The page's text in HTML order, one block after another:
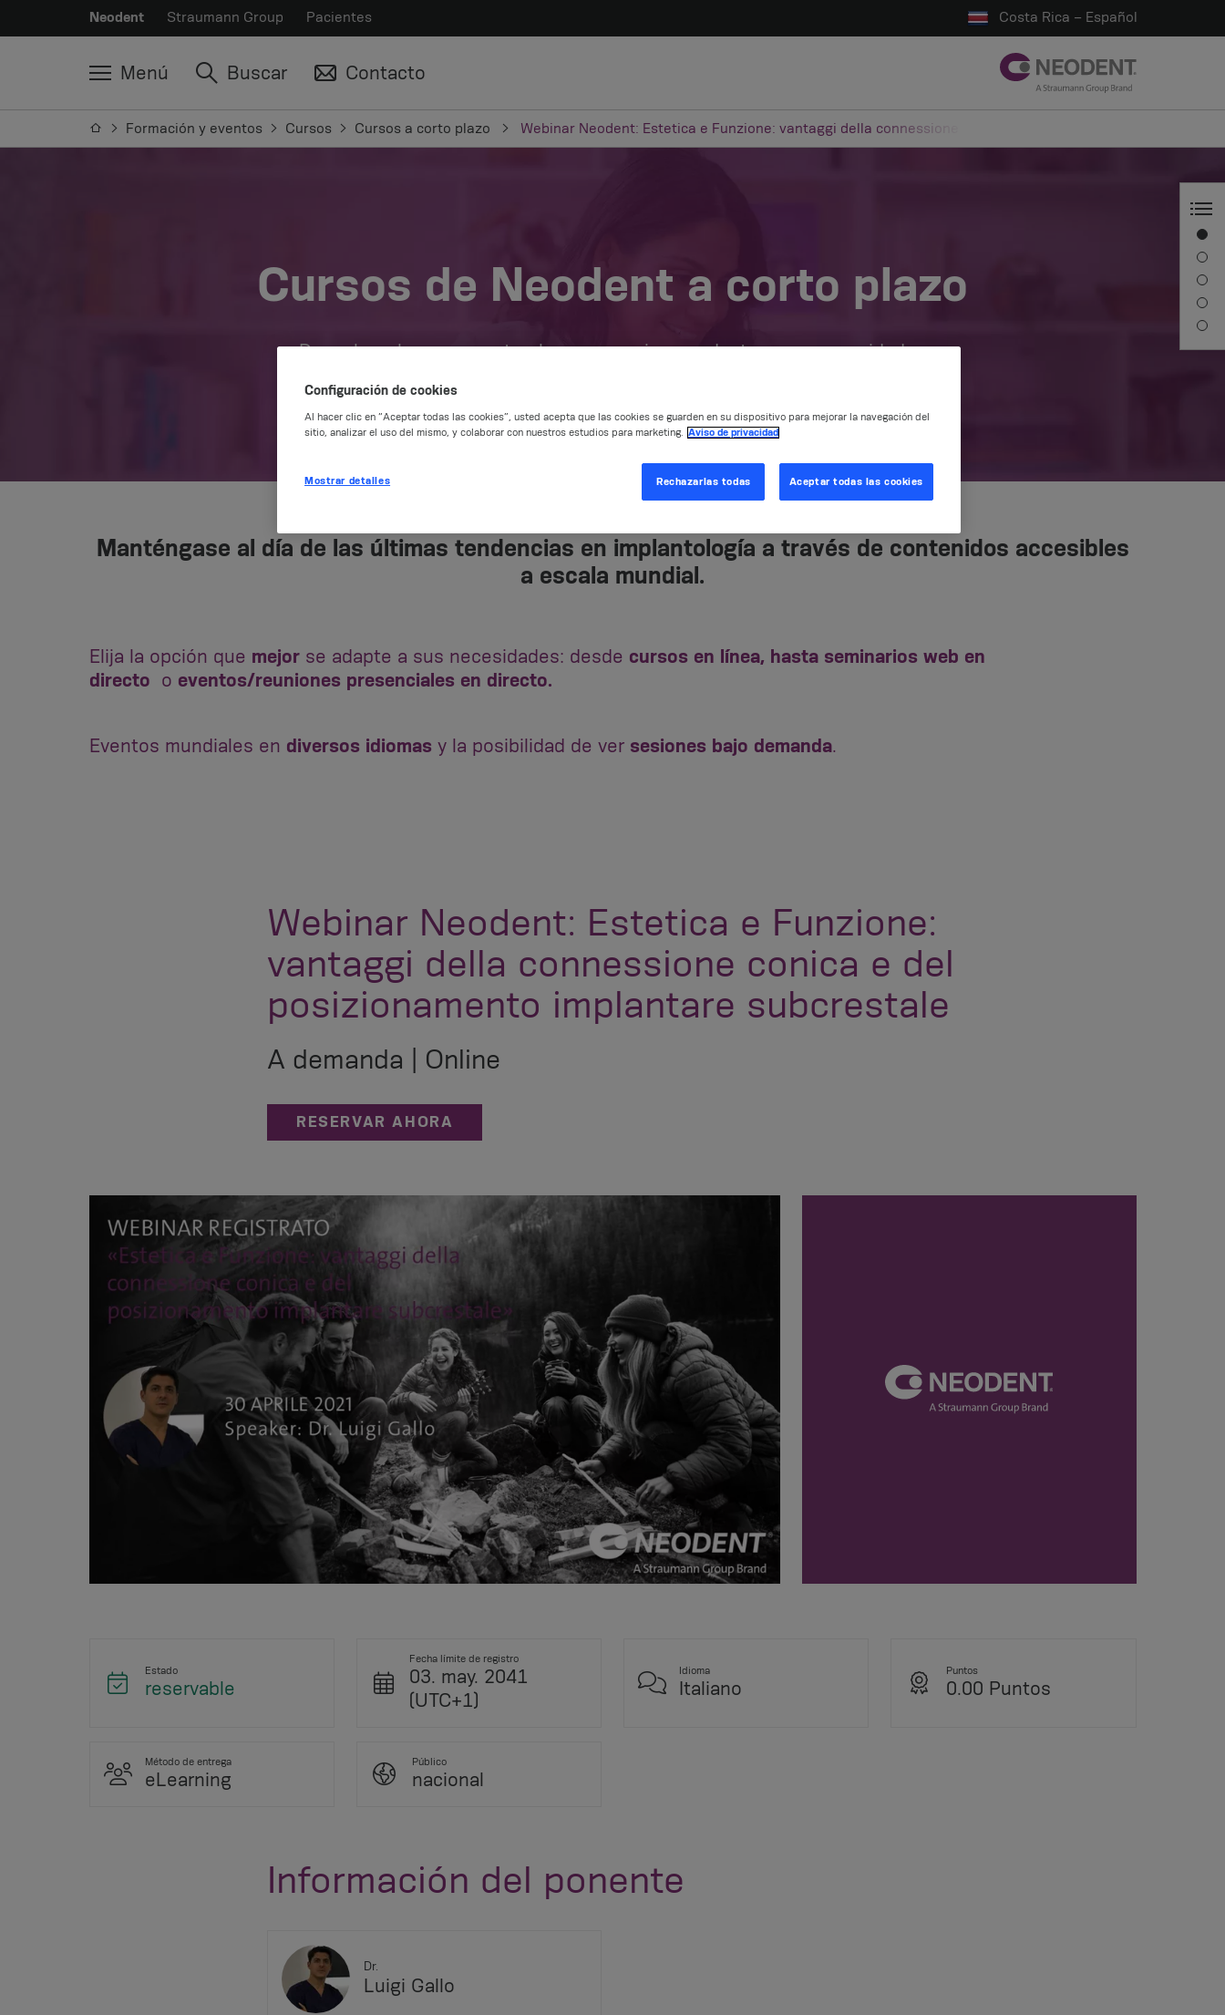
Neodent Straumann Group Pacientes Costa Rica – Español
Menú Buscar Contacto
Formación y eventos Cursos Cursos a corto plazo Webinar Neodent: Estetica e Funzione: vantaggi della connessione conica e del posizionamento
Cursos de Neodent a corto plazo
Descubra el curso a corto plazo que mejor se adapte a sus necesidades
Manténgase al día de las últimas tendencias en implantología a través de contenidos accesibles
a escala mundial.
Elija la opción que mejorse adapte a sus necesidades: desde cursos en línea, hasta seminarios web en
directo
o eventos/reuniones presenciales en directo.
Eventos mundiales en diversos idiomas y la posibilidad de ver sesiones bajo demanda.
Webinar Neodent: Estetica e Funzione:
vantaggi della connessione conica e del
posizionamento implantare subcrestale
A demanda | Online
RESERVAR AHORA
Estado
reservable
Fecha límite de registro
03. may. 2041
(UTC+1)
Idioma
Italiano
Puntos
0.00 Puntos
Método de entrega
eLearning
Público
nacional
Información del ponente
Dr.
Luigi Gallo
Configuración de cookies
Al hacer clic en “Aceptar todas las cookies”, usted acepta que las cookies se guarden en su dispositivo para mejorar la navegación del
sitio, analizar el uso del mismo, y colaborar con nuestros estudios para marketing.
Aviso de privacidad
Rechazarlas todas Aceptar todas las cookies
Mostrar detalles